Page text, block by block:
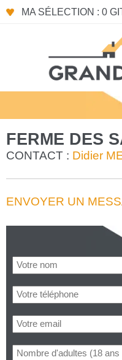
MA SÉLECTION : 0
FERME DES
CONTACT : Didier
ENVOYER UN